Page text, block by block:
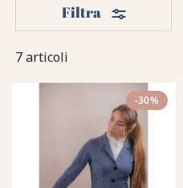
7 articoli
Filtra Filtri
-30%